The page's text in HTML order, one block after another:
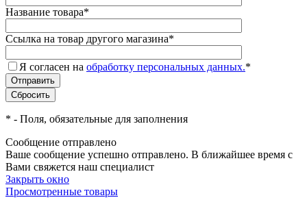
Название товара*
Ссылка на товар другого магазина*
Я согласен на обработку персональных данных.*
* - Поля, обязательные для заполнения
Сообщение отправлено
Ваше сообщение успешно отправлено. В ближайшее время с
Вами свяжется наш специалист
Закрыть окно
Просмотренные товары